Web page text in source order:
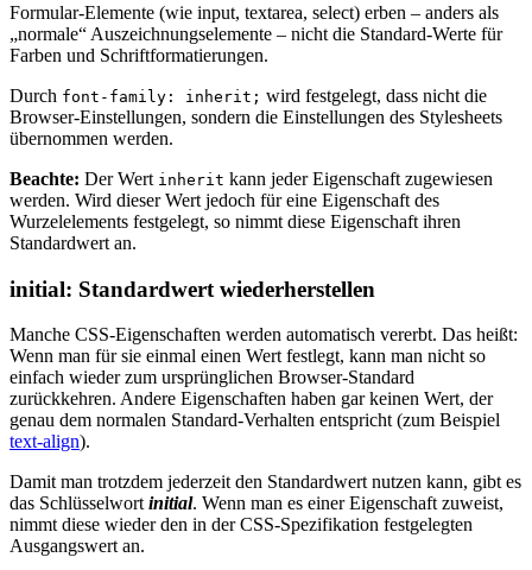
Formular-Elemente (wie input, textarea, select) erben – anders als
„normale“ Auszeichnungselemente – nicht die Standard-Werte für
Farben und Schriftformatierungen.
Durch font-family: inherit; wird festgelegt, dass nicht die
Browser-Einstellungen, sondern die Einstellungen des Stylesheets
übernommen werden.
Beachte: Der Wert inherit kann jeder Eigenschaft zugewiesen
werden. Wird dieser Wert jedoch für eine Eigenschaft des
Wurzelelements festgelegt, so nimmt diese Eigenschaft ihren
Standardwert an.
initial: Standardwert wiederherstellen
Manche CSS-Eigenschaften werden automatisch vererbt. Das heißt:
Wenn man für sie einmal einen Wert festlegt, kann man nicht so
einfach wieder zum ursprünglichen Browser-Standard
zurückkehren. Andere Eigenschaften haben gar keinen Wert, der
genau dem normalen Standard-Verhalten entspricht (zum Beispiel
text-align).
Damit man trotzdem jederzeit den Standardwert nutzen kann, gibt es
das Schlüsselwort initial. Wenn man es einer Eigenschaft zuweist,
nimmt diese wieder den in der CSS-Spezifikation festgelegten
Ausgangswert an.